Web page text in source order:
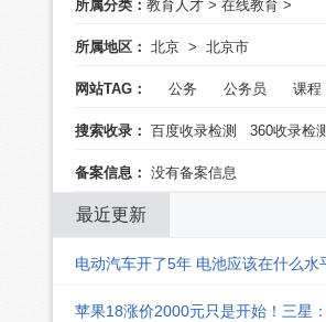
所属分类： 教育人才 > 在线教育 >
所属地区： 北京 > 北京市
网站TAG： 公务 公务员 课程
搜索收录： 百度收录检测 360收录检测
备案信息： 没有备案信息
最近更新
电动汽车开了5年 电池应该在什么
苹果18涨价2000元只是开始！三星